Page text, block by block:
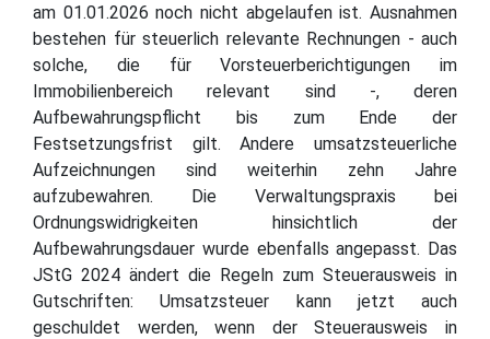
am 01.01.2026 noch nicht abgelaufen ist. Ausnahmen
bestehen für steuerlich relevante Rechnungen - auch
solche, die für Vorsteuerberichtigungen im
Immobilienbereich relevant sind -, deren
Aufbewahrungspflicht bis zum Ende der
Festsetzungsfrist gilt. Andere umsatzsteuerliche
Aufzeichnungen sind weiterhin zehn Jahre
aufzubewahren. Die Verwaltungspraxis bei
Ordnungswidrigkeiten hinsichtlich der
Aufbewahrungsdauer wurde ebenfalls angepasst. Das
JStG 2024 ändert die Regeln zum Steuerausweis in
Gutschriften: Umsatzsteuer kann jetzt auch
geschuldet werden, wenn der Steuerausweis in